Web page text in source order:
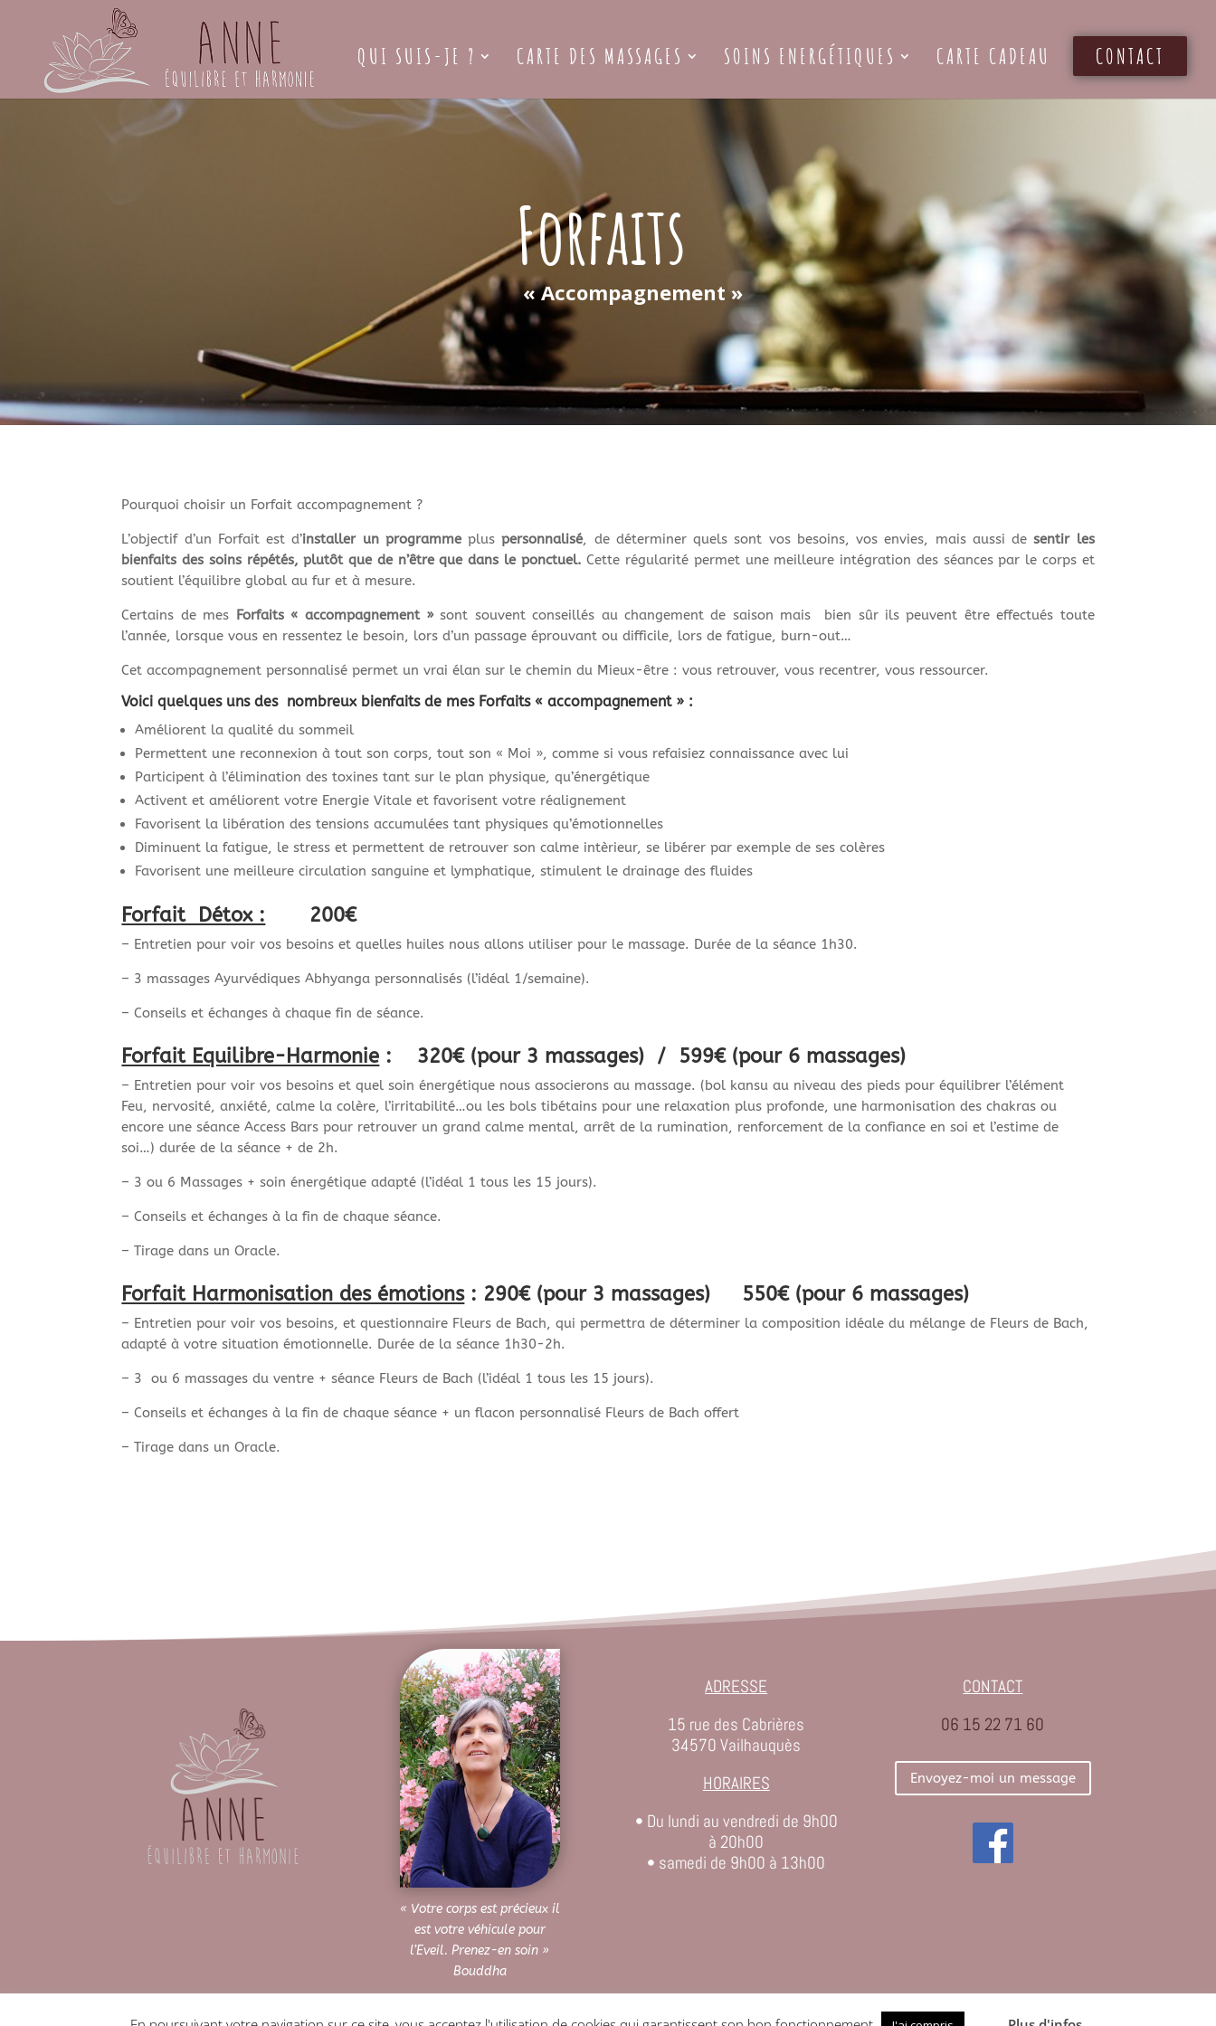
QUI SUIS-JE ? CARTE DES MASSAGES SOINS ENERGÉTIQUES CARTE CADEAU CONTACT
Forfaits
« Accompagnement »
Pourquoi choisir un Forfait accompagnement ?
L’objectif d’un Forfait est d’installer un programmepluspersonnalisé, de déterminer quels sont vos besoins, vos envies, mais aussi desentir les
bienfaits des soins répétés, plutôt que de n’être que dans le ponctuel.Cette régularité permet une meilleure intégration des séances par le corps et
soutient l’équilibre global au fur et à mesure.
Certains de mes Forfaits « accompagnement »sont souvent conseillés au changement de saison mais bien sûr ils peuvent être effectués toute
l’année, lorsque vous en ressentez le besoin, lors d’un passage éprouvant ou difficile, lors de fatigue, burn-out…
Cet accompagnement personnalisé permet un vrai élan sur le chemin du Mieux-être : vous retrouver, vous recentrer, vous ressourcer.
Voici quelques uns des nombreux bienfaits de mes Forfaits « accompagnement » :
Améliorent la qualité du sommeil
Permettent une reconnexion à tout son corps, tout son « Moi », comme si vous refaisiez connaissance avec lui
Participent à l’élimination des toxines tant sur le plan physique, qu’énergétique
Activent et améliorent votre Energie Vitale et favorisent votre réalignement
Favorisent la libération des tensions accumulées tant physiques qu’émotionnelles
Diminuent la fatigue, le stress et permettent de retrouver son calme intèrieur, se libérer par exemple de ses colères
Favorisent une meilleure circulation sanguine et lymphatique, stimulent le drainage des fluides
Forfait Détox : 200€
– Entretien pour voir vos besoins et quelles huiles nous allons utiliser pour le massage. Durée de la séance 1h30.
– 3 massages Ayurvédiques Abhyanga personnalisés (l’idéal 1/semaine).
– Conseils et échanges à chaque fin de séance.
Forfait Equilibre-Harmonie : 320€ (pour 3 massages) / 599€ (pour 6 massages)
– Entretien pour voir vos besoins et quel soin énergétique nous associerons au massage. (bol kansu au niveau des pieds pour équilibrer l’élément
Feu, nervosité, anxiété, calme la colère, l’irritabilité…ou les bols tibétains pour une relaxation plus profonde, une harmonisation des chakras ou
encore une séance Access Bars pour retrouver un grand calme mental, arrêt de la rumination, renforcement de la confiance en soi et l’estime de
soi…) durée de la séance + de 2h.
– 3 ou 6 Massages + soin énergétique adapté (l’idéal 1 tous les 15 jours).
– Conseils et échanges à la fin de chaque séance.
– Tirage dans un Oracle.
Forfait Harmonisation des émotions: 290€ (pour 3 massages) 550€ (pour 6 massages)
– Entretien pour voir vos besoins, et questionnaire Fleurs de Bach, qui permettra de déterminer la composition idéale du mélange de Fleurs de Bach,
adapté à votre situation émotionnelle. Durée de la séance 1h30-2h.
– 3 ou 6 massages du ventre + séance Fleurs de Bach (l’idéal 1 tous les 15 jours).
– Conseils et échanges à la fin de chaque séance + un flacon personnalisé Fleurs de Bach offert
– Tirage dans un Oracle.
« Votre corps est précieux il
est votre véhicule pour
l’Eveil. Prenez-en soin »
Bouddha
ADRESSE
15 rue des Cabrières
34570 Vailhauquès
HORAIRES
• Du lundi au vendredi de 9h00
à 20h00
• samedi de 9h00 à 13h00
CONTACT
06 15 22 71 60
Envoyez-moi un message
Réalisation